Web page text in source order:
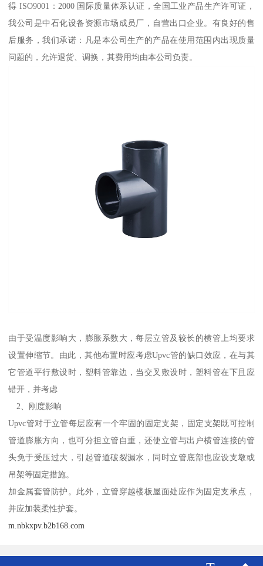
得 ISO9001：2000 国际质量体系认证，全国工业产品生产许可证，
我公司是中石化设备资源市场成员厂，自营出口企业。有良好的售
后服务，我们承诺：凡是本公司生产的产品在使用范围内出现质量
问题的，允许退货、调换，其费用均由本公司负责。
由于受温度影响大，膨胀系数大，每层立管及较长的横管上均要求
设置伸缩节。由此，其他布置时应考虑Upvc管的缺口效应，在与其
它管道平行敷设时，塑料管靠边，当交叉敷设时，塑料管在下且应
错开，并考虑
2、刚度影响
Upvc管对于立管每层应有一个牢固的固定支架，固定支架既可控制
管道膨胀方向，也可分担立管自重，还使立管与出户横管连接的管
头免于受压过大，引起管道破裂漏水，同时立管底部也应设支墩或
吊架等固定措施。
加金属套管防护。此外，立管穿越楼板屋面处应作为固定支承点，
并应加装柔性护套。
m.nbkxpv.b2b168.com